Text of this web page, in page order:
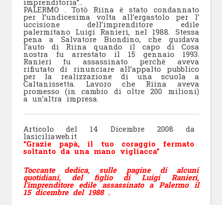
imprenditoria”..
PALERMO . Totò Riina è stato condannato
per l’undicesima volta all’ergastolo per l’
uccisione dell’imprenditore edile
palermitano Luigi Ranieri, nel 1988. Stessa
pena a Salvatore Biondino, che guidava
l’auto di Riina quando il capo di Cosa
nostra fu arrestato il 15 gennaio 1993.
Ranieri fu assassinato perchè aveva
rifiutato di rinunciare all’appalto pubblico
per la realizzazione di una scuola a
Caltanissetta. Lavoro che Riina aveva
promesso (in cambio di oltre 200 milioni)
a un’altra impresa.
Articolo del 14 Dicembre 2008 da
lasiciliaweb.it
“Grazie papà, il tuo coraggio fermato
soltanto da una mano vigliacca”
Toccante dedica, sulle pagine di alcuni
quotidiani, del figlio di Luigi Ranieri,
l’imprenditore edile assassinato a Palermo il
15 dicembre del 1988 .